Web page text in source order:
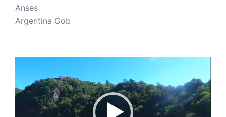
Anses
Argentina Gob
vídeo